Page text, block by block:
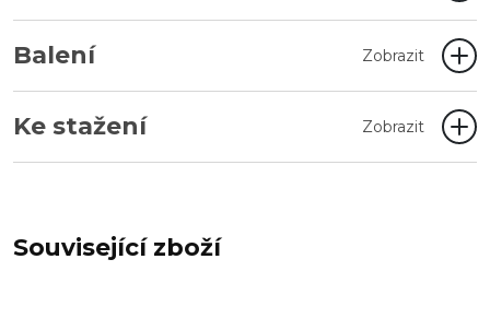
Balení Zobrazit
Ke stažení Zobrazit
Související zboží